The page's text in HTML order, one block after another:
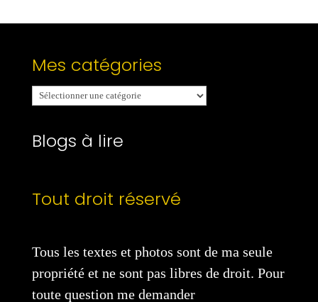
Mes catégories
Mes
catégories
Blogs à lire
Tout droit réservé
Tous les textes et photos sont de ma seule
propriété et ne sont pas libres de droit. Pour
toute question me demander